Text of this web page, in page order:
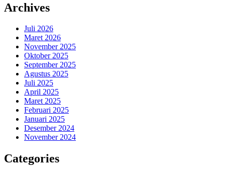
Archives
Juli 2026
Maret 2026
November 2025
Oktober 2025
September 2025
Agustus 2025
Juli 2025
April 2025
Maret 2025
Februari 2025
Januari 2025
Desember 2024
November 2024
Categories